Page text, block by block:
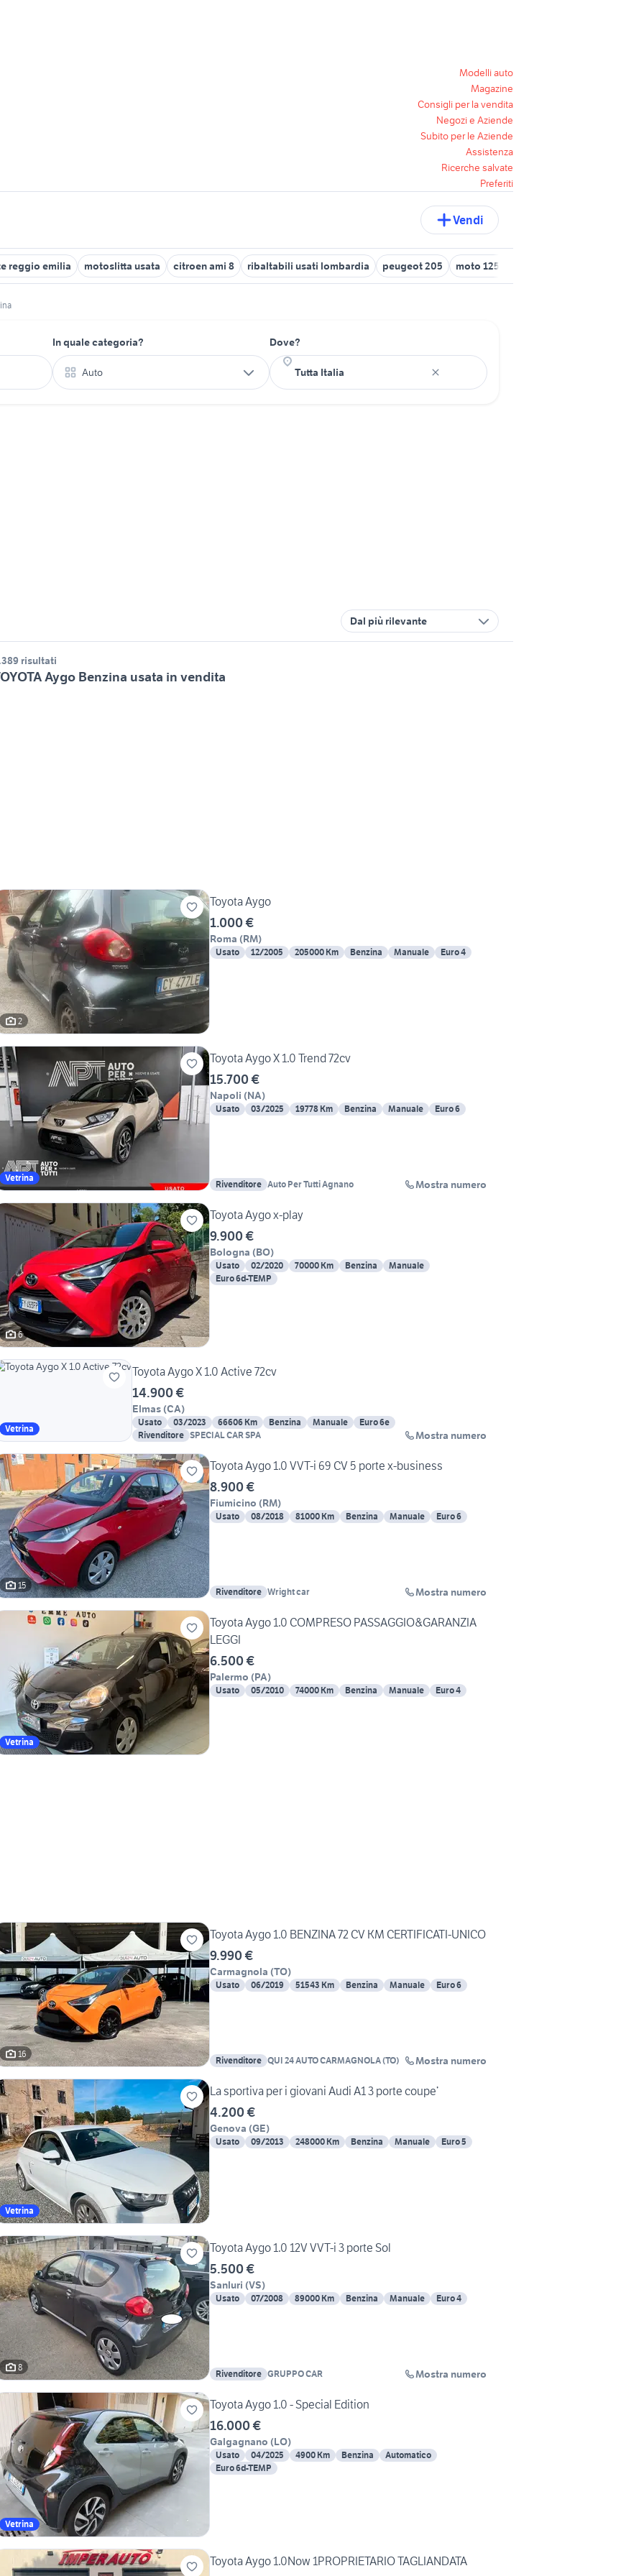
Modelli auto
Magazine
Consigli per la vendita
Negozi e Aziende
Subito per le Aziende
Assistenza
Ricerche salvate
Preferiti
Vendi
reggio emilia motoslitta usata citroen ami 8 ribaltabili usati lombardia peugeot 205 moto 125 usate sardegna
In quale categoria?
Auto
Dove?
Dal più rilevante
risultati
Aygo Benzina usata in vendita
2
Toyota Aygo
1.000 €
Roma (RM)
Usato 12/2005 205000 Km Benzina Manuale Euro 4
Vetrina
Toyota Aygo X 1.0 Trend 72cv
15.700 €
Napoli (NA)
Usato 03/2025 19778 Km Benzina Manuale Euro 6
Rivenditore Auto Per Tutti Agnano Mostra numero
6
Toyota Aygo x-play
9.900 €
Bologna (BO)
Usato 02/2020 70000 Km Benzina
Manuale
Euro 6d-TEMP
Vetrina
Toyota Aygo X 1.0 Active 72cv
14.900 €
Elmas (CA)
Usato 03/2023 66606 Km Benzina Manuale
Euro 6e
Rivenditore SPECIAL CAR SPA Mostra numero
15
Toyota Aygo 1.0 VVT-i 69 CV 5 porte x-business
8.900 €
Fiumicino (RM)
Usato 08/2018 81000 Km Benzina Manuale Euro 6
Rivenditore Wright car Mostra numero
Vetrina
Toyota Aygo 1.0 COMPRESO PASSAGGIO&GARANZIA
LEGGI
6.500 €
Palermo (PA)
Usato 05/2010 74000 Km Benzina Manuale Euro 4
16
Toyota Aygo 1.0 BENZINA 72 CV KM CERTIFICATI-UNICO
9.990 €
Carmagnola (TO)
Usato 06/2019 51543 Km Benzina Manuale Euro 6
Rivenditore QUI 24 AUTO CARMAGNOLA (TO) Mostra numero
Vetrina
La sportiva per i giovani Audi A1 3 porte coupe’
4.200 €
Genova (GE)
Usato 09/2013 248000 Km Benzina Manuale Euro 5
8
Toyota Aygo 1.0 12V VVT-i 3 porte Sol
5.500 €
Sanluri (VS)
Usato 07/2008 89000 Km Benzina Manuale Euro 4
Rivenditore GRUPPO CAR Mostra numero
Vetrina
Toyota Aygo 1.0 - Special Edition
16.000 €
Galgagnano (LO)
Usato 04/2025 4900 Km Benzina
Automatico
Euro 6d-TEMP
Toyota Aygo 1.0Now 1PROPRIETARIO TAGLIANDATA